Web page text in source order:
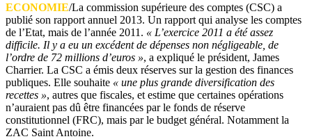
ECONOMIE/La commission supérieure des comptes (CSC) a
publié son rapport annuel 2013. Un rapport qui analyse les comptes
de l’Etat, mais de l’année 2011. « L’exercice 2011 a été assez
difficile. Il y a eu un excédent de dépenses non négligeable, de
l’ordre de 72 millions d’euros », a expliqué le président, James
Charrier. La CSC a émis deux réserves sur la gestion des finances
publiques. Elle souhaite « une plus grande diversification des
recettes », autres que fiscales, et estime que certaines opérations
n’auraient pas dû être financées par le fonds de réserve
constitutionnel (FRC), mais par le budget général. Notamment la
ZAC Saint Antoine.